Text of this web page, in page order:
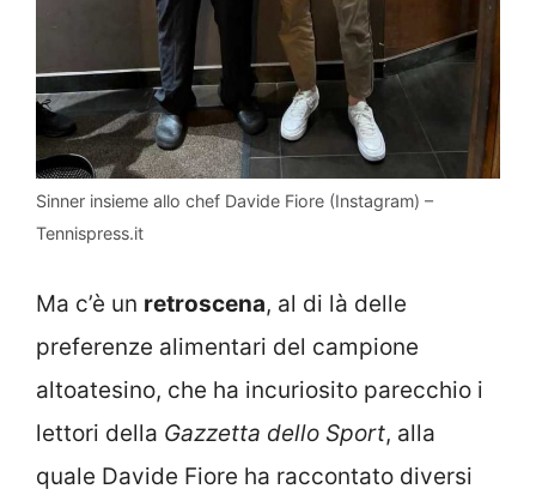
Sinner insieme allo chef Davide Fiore (Instagram) –
Tennispress.it
Ma c’è un retroscena, al di là delle
preferenze alimentari del campione
altoatesino, che ha incuriosito parecchio i
lettori della Gazzetta dello Sport, alla
quale Davide Fiore ha raccontato diversi